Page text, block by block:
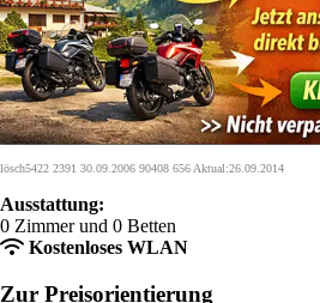
lösch5422 2391 30.09.2006 90408 656 Aktual:26.09.2014
Ausstattung:
0 Zimmer und 0 Betten
Kostenloses WLAN
Zur Preisorientierung